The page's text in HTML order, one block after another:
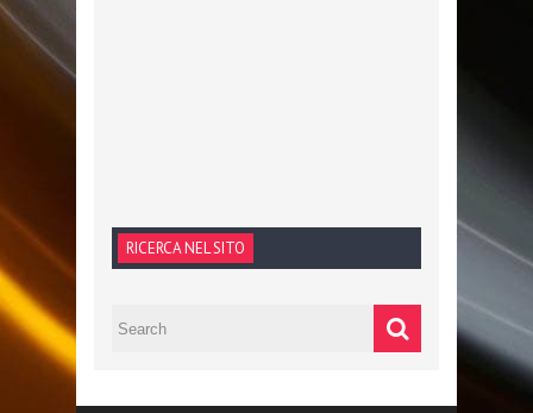
RICERCA NEL SITO